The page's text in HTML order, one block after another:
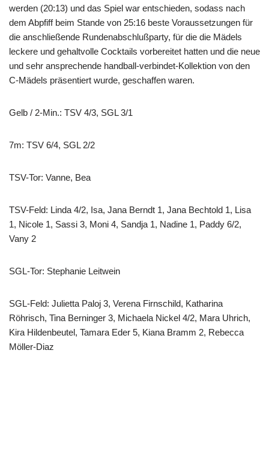
werden (20:13) und das Spiel war entschieden, sodass nach
dem Abpfiff beim Stande von 25:16 beste Voraussetzungen für
die anschließende Rundenabschlußparty, für die die Mädels
leckere und gehaltvolle Cocktails vorbereitet hatten und die neue
und sehr ansprechende handball-verbindet-Kollektion von den
C-Mädels präsentiert wurde, geschaffen waren.
Gelb / 2-Min.: TSV 4/3, SGL 3/1
7m: TSV 6/4, SGL 2/2
TSV-Tor: Vanne, Bea
TSV-Feld: Linda 4/2, Isa, Jana Berndt 1, Jana Bechtold 1, Lisa
1, Nicole 1, Sassi 3, Moni 4, Sandja 1, Nadine 1, Paddy 6/2,
Vany 2
SGL-Tor: Stephanie Leitwein
SGL-Feld: Julietta Paloj 3, Verena Firnschild, Katharina
Röhrisch, Tina Berninger 3, Michaela Nickel 4/2, Mara Uhrich,
Kira Hildenbeutel, Tamara Eder 5, Kiana Bramm 2, Rebecca
Möller-Diaz